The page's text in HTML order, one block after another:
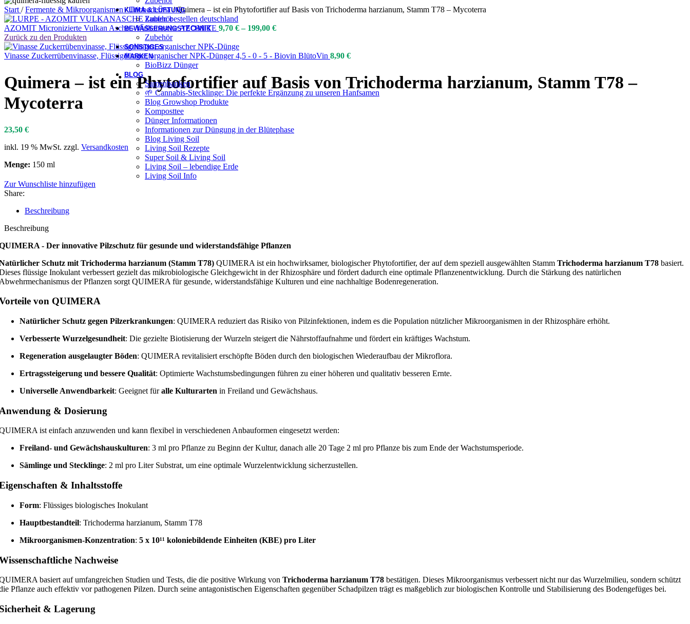
KLIMA & LÜFTUNG
Zubehör
BEWÄSSERUNGSTECHNIK
Zubehör
SONSTIGES
MARKEN
BioBizz Dünger
BLOG
Samenbanken
🌱 Cannabis-Stecklinge: Die perfekte Ergänzung zu unseren Hanfsamen
Blog Growshop Produkte
Komposttee
Dünger Informationen
Informationen zur Düngung in der Blütephase
Blog Living Soil
Living Soil Rezepte
Super Soil & Living Soil
Living Soil – lebendige Erde
Living Soil Info
Start / Fermente & Mikroorganismen/ Trichoderma/ Quimera – ist ein Phytofortifier auf Basis von Trichoderma harzianum, Stamm T78 – Mycoterra
AZOMIT Micronizierte Vulkan Asche - Vulkanasche AZOMITE 9,70 €– 199,00 €
Zurück zu den Produkten
Vinasse Zuckerrübenvinasse, Flüssigdünger, organischer NPK-Dünger 4,5 - 0 - 5 - Biovin BlütoVin 8,90 €
Quimera – ist ein Phytofortifier auf Basis von Trichoderma harzianum, Stamm T78 –
Mycoterra
23,50 €
inkl. 19 % MwSt. zzgl. Versandkosten
Menge: 150 ml
Zur Wunschliste hinzufügen
Share:
Beschreibung
Beschreibung
- Der innovative Pilzschutz für gesunde und widerstandsfähige Pflanzen
Schutz mit Trichoderma harzianum (Stamm T78) QUIMERA ist ein hochwirksamer, biologischer Phytofortifier, der auf dem speziell ausgewählten Stamm Trichoderma harzianum T78 basiert.
flüssige Inokulant verbessert gezielt das mikrobiologische Gleichgewicht in der Rhizosphäre und fördert dadurch eine optimale Pflanzenentwicklung. Durch die Stärkung des natürlichen
der Pflanzen sorgt QUIMERA für gesunde, widerstandsfähige Kulturen und eine nachhaltige Bodenregeneration.
von QUIMERA
Natürlicher Schutz gegen Pilzerkrankungen: QUIMERA reduziert das Risiko von Pilzinfektionen, indem es die Population nützlicher Mikroorganismen in der Rhizosphäre erhöht.
Verbesserte Wurzelgesundheit: Die gezielte Biotisierung der Wurzeln steigert die Nährstoffaufnahme und fördert ein kräftiges Wachstum.
Regeneration ausgelaugter Böden: QUIMERA revitalisiert erschöpfte Böden durch den biologischen Wiederaufbau der Mikroflora.
Ertragssteigerung und bessere Qualität: Optimierte Wachstumsbedingungen führen zu einer höheren und qualitativ besseren Ernte.
Universelle Anwendbarkeit: Geeignet füralle Kulturarten in Freiland und Gewächshaus.
& Dosierung
ist einfach anzuwenden und kann flexibel in verschiedenen Anbauformen eingesetzt werden:
Freiland- und Gewächshauskulturen: 3 ml pro Pflanze zu Beginn der Kultur, danach alle 20 Tage 2 ml pro Pflanze bis zum Ende der Wachstumsperiode.
Sämlinge und Stecklinge: 2 ml pro Liter Substrat, um eine optimale Wurzelentwicklung sicherzustellen.
& Inhaltsstoffe
Form: Flüssiges biologisches Inokulant
Hauptbestandteil: Trichoderma harzianum, Stamm T78
Mikroorganismen-Konzentration: 5 x 10¹¹ koloniebildende Einheiten (KBE) pro Liter
Nachweise
basiert auf umfangreichen Studien und Tests, die die positive Wirkung von Trichoderma harzianum T78 bestätigen. Dieses Mikroorganismus verbessert nicht nur das Wurzelmilieu, sondern schützt
Pflanze auch effektiv vor pathogenen Pilzen. Durch seine antagonistischen Eigenschaften gegenüber Schadpilzen trägt es maßgeblich zur biologischen Kontrolle und Stabilisierung des Bodengefüges bei.
& Lagerung